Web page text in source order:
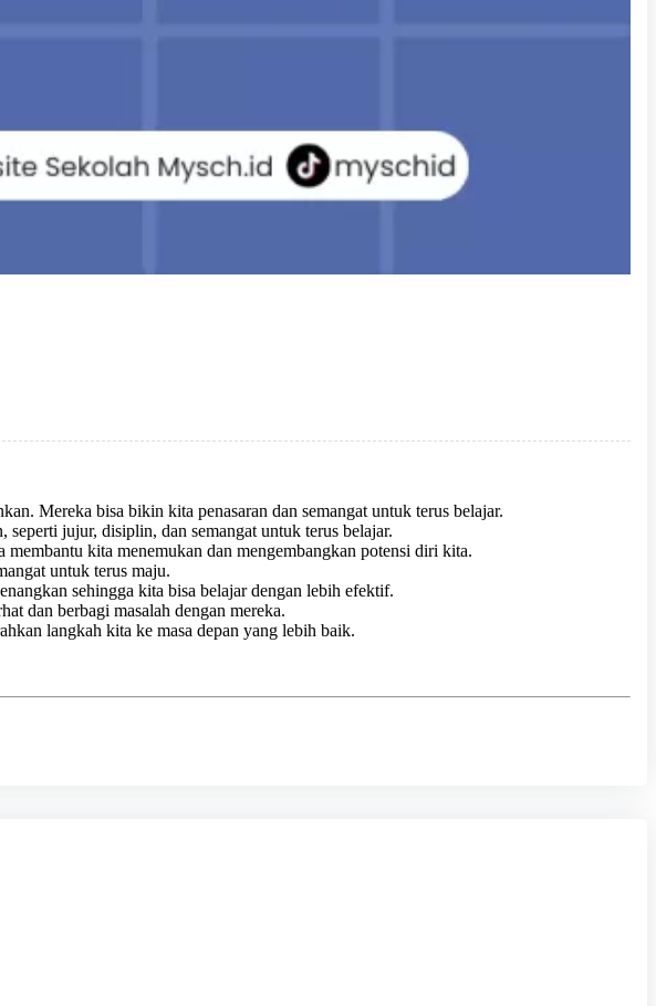
Mereka bisa bikin kita penasaran dan semangat untuk terus belajar.
jujur, disiplin, dan semangat untuk terus belajar.
kita menemukan dan mengembangkan potensi diri kita.
untuk terus maju.
sehingga kita bisa belajar dengan lebih efektif.
dan berbagi masalah dengan mereka.
langkah kita ke masa depan yang lebih baik.